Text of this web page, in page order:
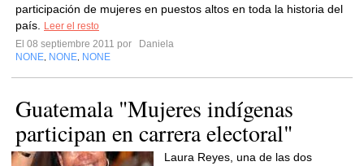
participación de mujeres en puestos altos en toda la historia del
país.
Leer el resto
El 08 septiembre 2011 por
Daniela
NONE NONE NONE
Guatemala "Mujeres indígenas
participan en carrera electoral"
Laura Reyes, una de las dos